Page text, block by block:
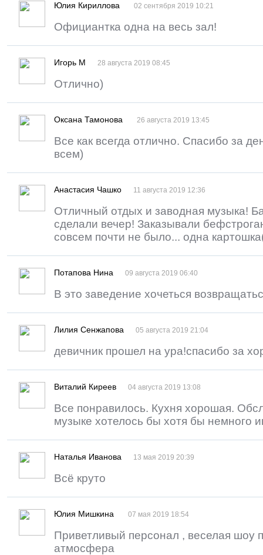
Юлия Кириллова 02 сентября 2019 10:21
Официантка одна на весь зал!
Игорь М 28 августа 2019 08:45
Отлично)
Оксана Тамонова 26 августа 2019 13:45
Все как всегда отлично. Спасибо за
всем)
Анастасия Чашко 11 августа 2019 12:36
Отличный отдых и заводная музыка!
сделали вечер! Заказывали
совсем почти не было... одна
Потапова Нина 09 августа 2019 06:40
В это заведение хочеться
Лилия Сенжапова 05 августа 2019 21:04
девичник прошел на ура!спасибо за
Виталий Киреев 04 августа 2019 13:08
Все понравилось. Кухня хорошая.
музыке хотелось бы хотя бы немного
Наталья Иванова 13 мая 2019 20:39
Всё круто
Юлия Мишкина 07 мая 2019 18:54
Приветливый персонал , веселая шоу
атмосфера